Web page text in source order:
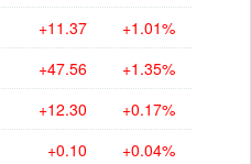
+11.37 +1.01%
+47.56 +1.35%
+12.30 +0.17%
+0.10 +0.04%